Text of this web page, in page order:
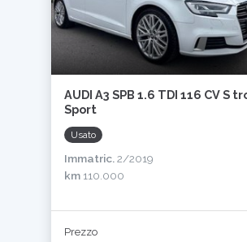
AUDI A3 SPB 1.6 TDI 116 CV S
Sport
Usato
Immatric.2/2019
km 110.000
Prezzo